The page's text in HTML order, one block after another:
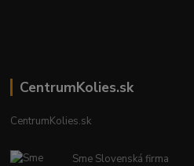
CentrumKolies.sk
CentrumKolies.sk
Sme Slovenská firma